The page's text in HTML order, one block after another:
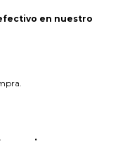
en nuestro